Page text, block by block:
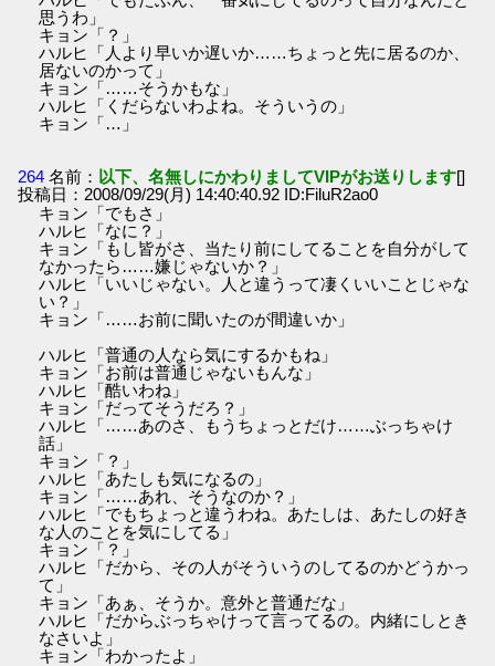
思うわ」
キョン「？」
ハルヒ「人より早いか遅いか……ちょっと先に居るのか、
居ないのかって」
キョン「……そうかもな」
ハルヒ「くだらないわよね。そういうの」
キョン「…」
264 名前： 以下、名無しにかわりましてVIPがお送りします[]
投稿日：2008/09/29(月) 14:40:40.92 ID:FiluR2ao0
キョン「でもさ」
ハルヒ「なに？」
キョン「もし皆がさ、当たり前にしてることを自分がして
なかったら……嫌じゃないか？」
ハルヒ「いいじゃない。人と違うって凄くいいことじゃな
い？」
キョン「……お前に聞いたのが間違いか」
ハルヒ「普通の人なら気にするかもね」
キョン「お前は普通じゃないもんな」
ハルヒ「酷いわね」
キョン「だってそうだろ？」
ハルヒ「……あのさ、もうちょっとだけ……ぶっちゃけ
話」
キョン「？」
ハルヒ「あたしも気になるの」
キョン「……あれ、そうなのか？」
ハルヒ「でもちょっと違うわね。あたしは、あたしの好き
な人のことを気にしてる」
キョン「？」
ハルヒ「だから、その人がそういうのしてるのかどうかっ
て」
キョン「あぁ、そうか。意外と普通だな」
ハルヒ「だからぶっちゃけって言ってるの。内緒にしとき
なさいよ」
キョン「わかったよ」